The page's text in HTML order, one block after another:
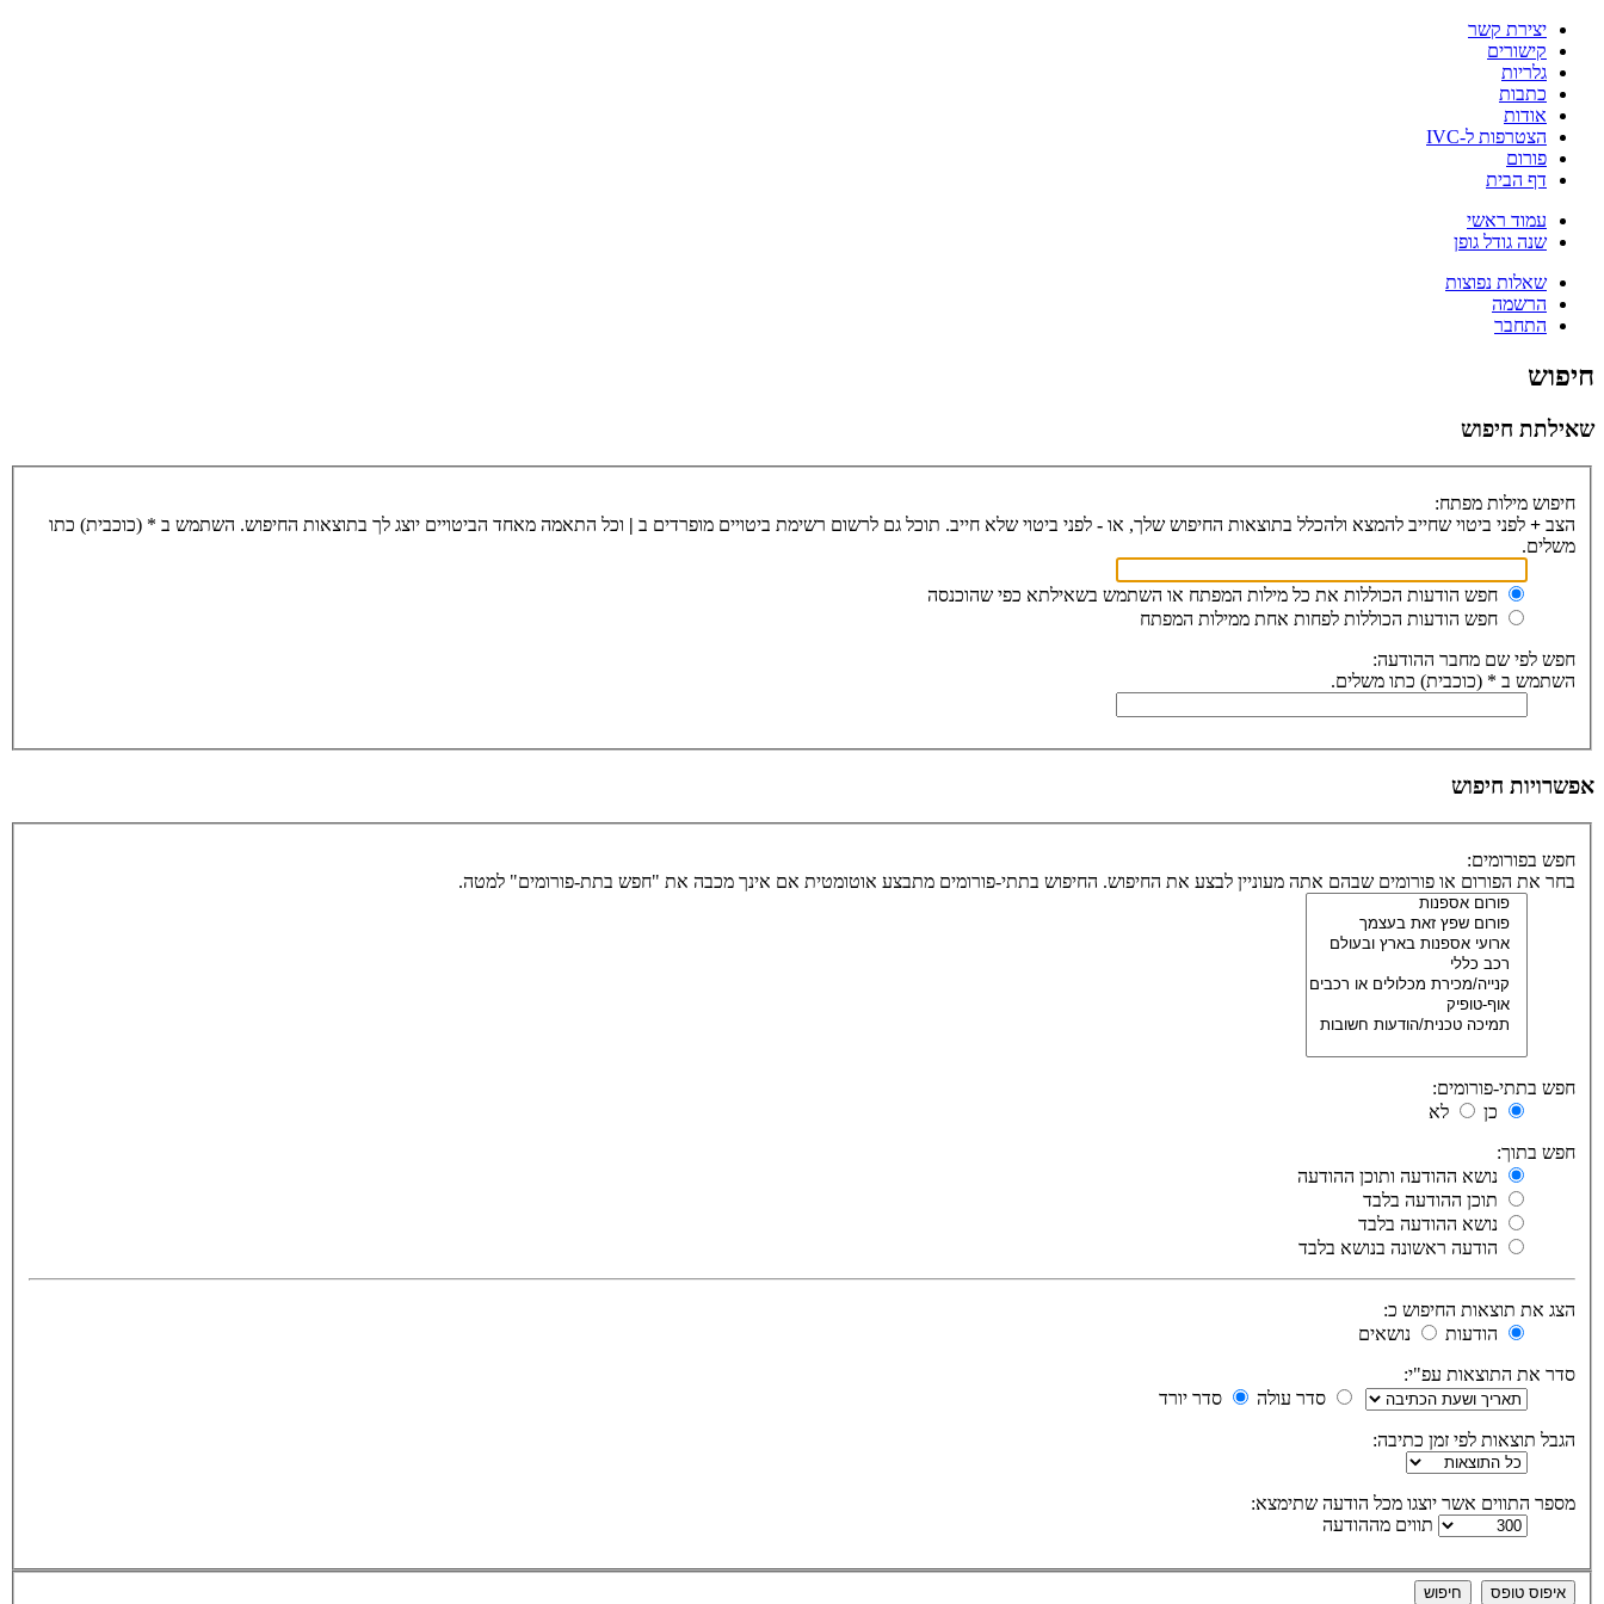
יצירת קשר
קישורים
גלריות
כתבות
אודות
הצטרפות ל-IVC
פורום
דף הבית
עמוד ראשי
שנה גודל גופן
שאלות נפוצות
הרשמה
התחבר
חיפוש
שאילתת חיפוש
חיפוש מילות מפתח:
הצב + לפני ביטוי שחייב להמצא ולהכלל בתוצאות החיפוש שלך, או - לפני ביטוי שלא חייב. תוכל גם לרשום רשימת ביטויים מופרדים ב | וכל התאמה מאחד הביטויים יוצג לך בתוצאות החיפוש. השתמש ב * (כוכבית) כתו
משלים.
חפש הודעות הכוללות את כל מילות המפתח או השתמש בשאילתא כפי שהוכנסה
חפש הודעות הכוללות לפחות אחת ממילות המפתח
חפש לפי שם מחבר ההודעה:
השתמש ב * (כוכבית) כתו משלים.
אפשרויות חיפוש
חפש בפורומים:
בחר את הפורום או פורומים שבהם אתה מעוניין לבצע את החיפוש. החיפוש בתתי-פורומים מתבצע אוטומטית אם אינך מכבה את "חפש בתת-פורומים" למטה.
חפש בתתי-פורומים:
כן
לא
חפש בתוך:
נושא ההודעה ותוכן ההודעה
תוכן ההודעה בלבד
נושא ההודעה בלבד
הודעה ראשונה בנושא בלבד
הצג את תוצאות החיפוש כ:
הודעות
נושאים
סדר את התוצאות עפ"י:
סדר עולה
סדר יורד
הגבל תוצאות לפי זמן כתיבה:
מספר התווים אשר יוצגו מכל הודעה שתימצא:
תווים מההודעה